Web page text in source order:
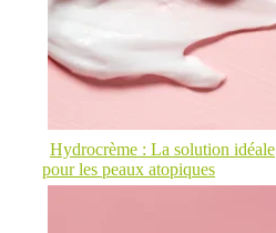
Hydrocrème : La solution idéale
pour les peaux atopiques